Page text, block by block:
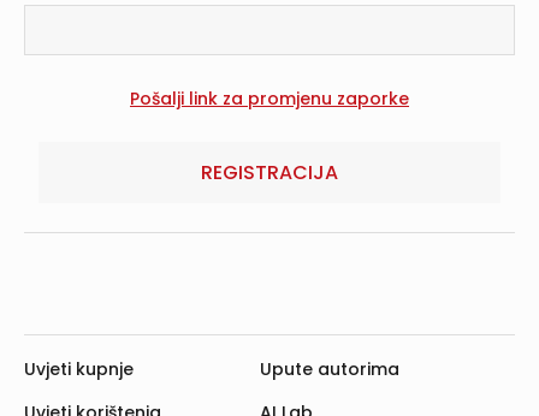
REGISTRACIJA
Uvjeti kupnje
Upute autorima